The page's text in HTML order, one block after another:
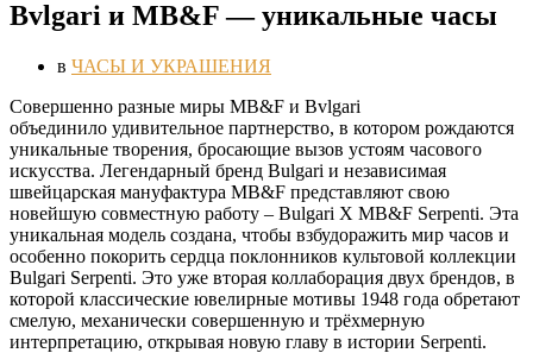
Bvlgari и MB&F — уникальные часы
в ЧАСЫ И УКРАШЕНИЯ
Совершенно разные миры MB&F и Bvlgari
объединило удивительное партнерство, в котором рождаются
уникальные творения, бросающие вызов устоям часового
искусства. Легендарный бренд Bulgari и независимая
швейцарская мануфактура MB&F представляют свою
новейшую совместную работу – Bulgari X MB&F Serpenti. Эта
уникальная модель создана, чтобы взбудоражить мир часов и
особенно покорить сердца поклонников культовой коллекции
Bulgari Serpenti. Это уже вторая коллаборация двух брендов, в
которой классические ювелирные мотивы 1948 года обретают
смелую, механически совершенную и трёхмерную
интерпретацию, открывая новую главу в истории Serpenti.